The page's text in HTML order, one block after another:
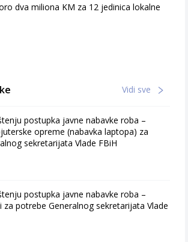
dva miliona KM za 12 jedinica lokalne
Vidi sve
postupka javne nabavke roba –
opreme (nabavka laptopa) za
sekretarijata Vlade FBiH
postupka javne nabavke roba –
za potrebe Generalnog sekretarijata Vlade